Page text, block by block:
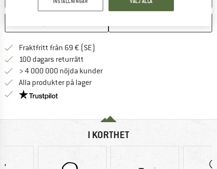
Fraktfritt från 69 € (SE)
100 dagars returrätt
> 4 000 000 nöjda kunder
Alla produkter på lager
Trust Pilot-garanti - hitta all information här!
I KORTHET